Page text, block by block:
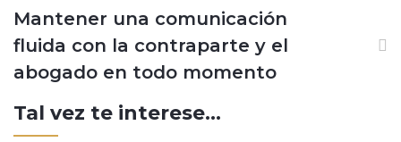
Mantener una comunicación
fluida con la contraparte y el
abogado en todo momento
Tal vez te interese...